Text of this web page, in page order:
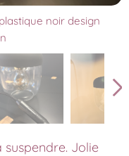
noir design
Jolie